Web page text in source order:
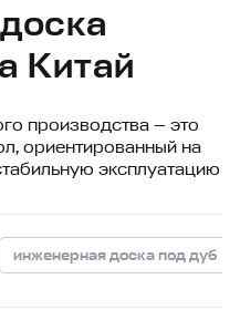
Китай
производства — это
ориентированный на
эксплуатацию
инженерная доска под дуб